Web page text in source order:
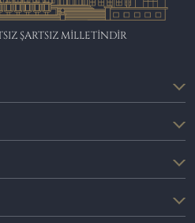
ŞARTSIZ MİLLETİNDİR